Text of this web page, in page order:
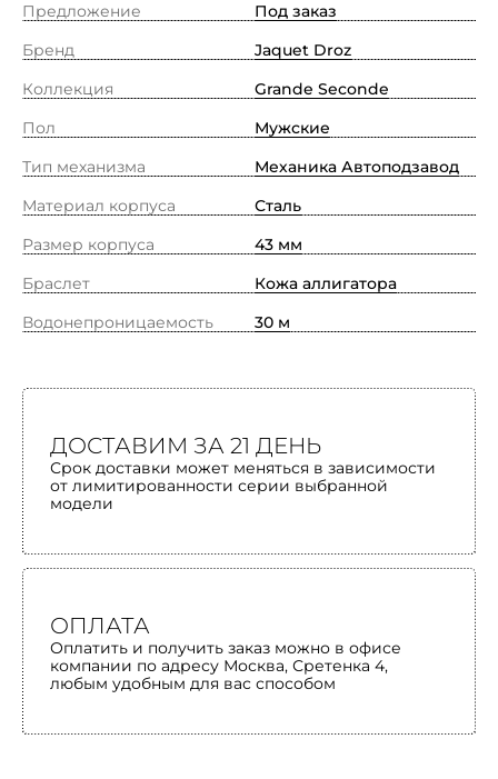
Предложение
Под заказ
Бренд
Jaquet Droz
Коллекция
Grande Seconde
Пол
Мужские
Тип механизма
Механика Автоподзавод
Материал корпуса
Сталь
Размер корпуса
43 мм
Браслет
Кожа аллигатора
Водонепроницаемость
30 м
ДОСТАВИМ ЗА 21 ДЕНЬ
Срок доставки может меняться в зависимости
от лимитированности серии выбранной
модели
ОПЛАТА
Оплатить и получить заказ можно в офисе
компании по адресу Москва, Сретенка 4,
любым удобным для вас способом